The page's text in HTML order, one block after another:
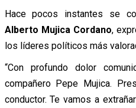
Hace pocos instantes se
Alberto Mujica Cordano,
los líderes políticos más
“Con profundo dolor
compañero Pepe Mujica.
conductor. Te vamos a